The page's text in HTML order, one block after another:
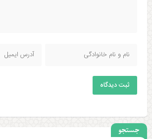
ثبت دیدگاه
جستجو